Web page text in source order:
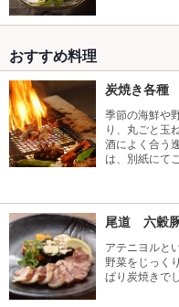
おすすめ料理
炭焼き各種
季節の海鮮や
り、丸ごと玉
酒によく合う
は、別紙にて
尾道 六穀
アテニヨルと
野菜をじっく
ぱり炭焼きで